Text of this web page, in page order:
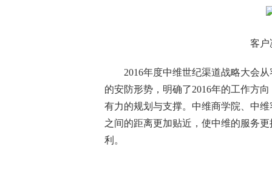
客户决
2016年度中维世纪渠道战略大会从
的安防形势，明确了2016年的工作方
有力的规划与支撑。中维商学院、中
之间的距离更加贴近，使中维的服务
利。